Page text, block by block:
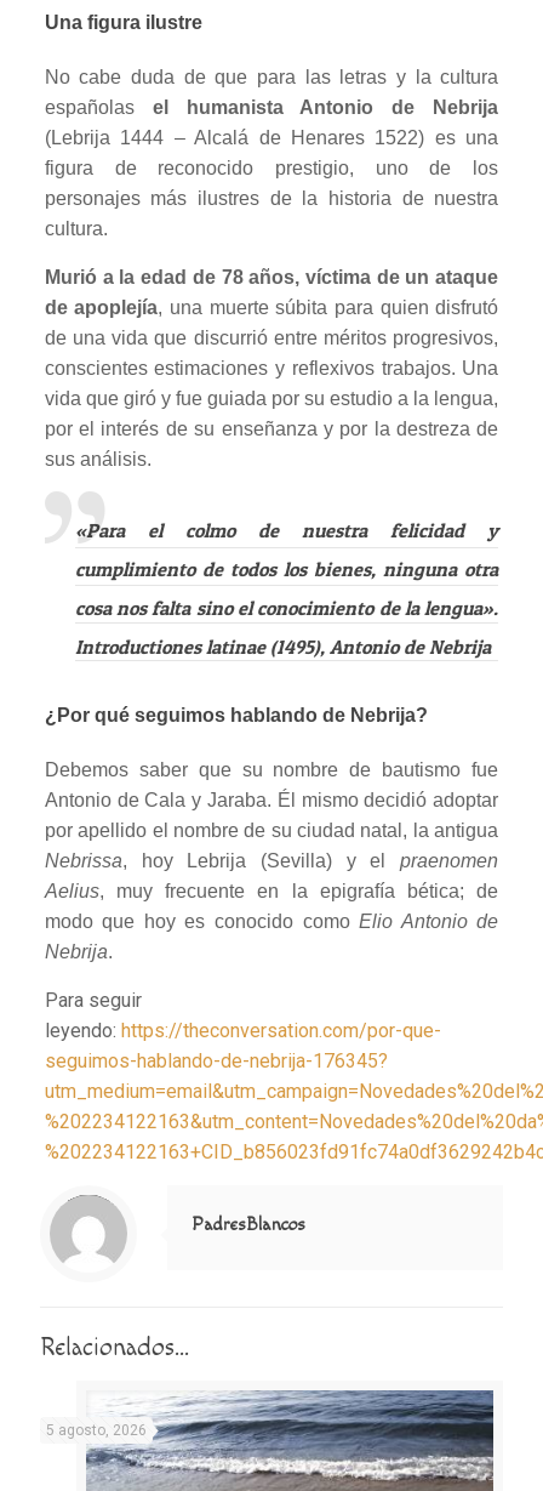
Una figura ilustre
No cabe duda de que para las letras y la cultura
españolas el humanista Antonio de Nebrija
(Lebrija 1444 – Alcalá de Henares 1522) es una
figura de reconocido prestigio, uno de los
personajes más ilustres de la historia de nuestra
cultura.
Murió a la edad de 78 años, víctima de un ataque
de apoplejía, una muerte súbita para quien disfrutó
de una vida que discurrió entre méritos progresivos,
conscientes estimaciones y reflexivos trabajos. Una
vida que giró y fue guiada por su estudio a la lengua,
por el interés de su enseñanza y por la destreza de
sus análisis.
«Para el colmo de nuestra felicidad y
cumplimiento de todos los bienes, ninguna otra
cosa nos falta sino el conocimiento de la lengua».
Introductiones latinae (1495), Antonio de Nebrija
¿Por qué seguimos hablando de Nebrija?
Debemos saber que su nombre de bautismo fue
Antonio de Cala y Jaraba. Él mismo decidió adoptar
por apellido el nombre de su ciudad natal, la antigua
Nebrissa, hoy Lebrija (Sevilla) y elpraenomen
Aelius, muy frecuente en la epigrafía bética; de
modo que hoy es conocido comoElio Antonio de
Nebrija.
Para seguir
leyendo: https://theconversation.com/por-que-
seguimos-hablando-de-nebrija-176345?
Notice
: Trying to access array offset on value of type null in
/home/misioner/public_html/padresblancos/themes/betheme/includes/content-single.php
on line
286
PadresBlancos
Relacionados...
5 agosto, 2026